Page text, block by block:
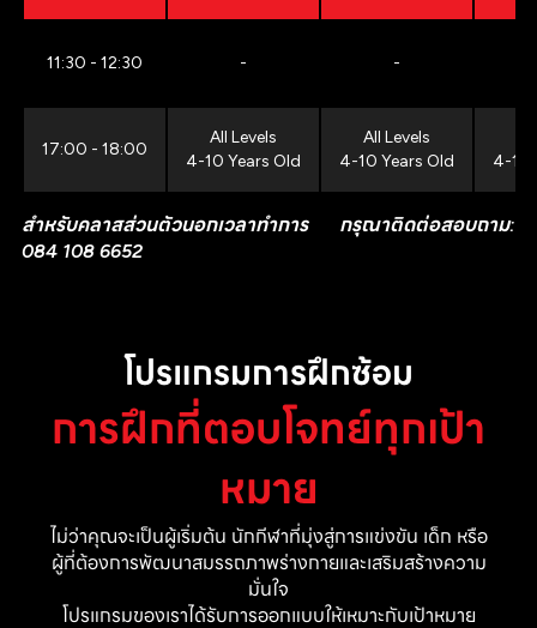
11:30 - 12:30 - -
17:00 - 18:00
All Levels
4-10 Years Old
All Levels
4-10 Years Old
4-10
สำหรับคลาสส่วนตัวนอกเวลาทำการ กรุณาติดต่อสอบถาม:
084 108 6652
โปรแกรมการฝึกซ้อม
การฝึกที่ตอบโจทย์ทุกเป้า
หมาย
ไม่ว่าคุณจะเป็นผู้เริ่มต้น นักกีฬาที่มุ่งสู่การแข่งขัน เด็ก หรือ
ผู้ที่ต้องการพัฒนาสมรรถภาพร่างกายและเสริมสร้างความ
มั่นใจ
โปรแกรมของเราได้รับการออกแบบให้เหมาะกับเป้าหมาย